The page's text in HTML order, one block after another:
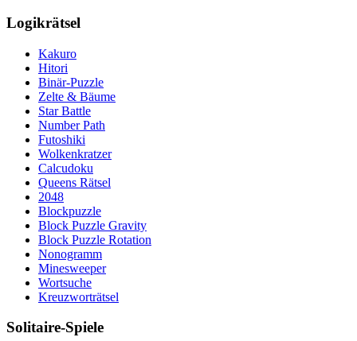
Logikrätsel
Kakuro
Hitori
Binär-Puzzle
Zelte & Bäume
Star Battle
Number Path
Futoshiki
Wolkenkratzer
Calcudoku
Queens Rätsel
2048
Blockpuzzle
Block Puzzle Gravity
Block Puzzle Rotation
Nonogramm
Minesweeper
Wortsuche
Kreuzworträtsel
Solitaire-Spiele